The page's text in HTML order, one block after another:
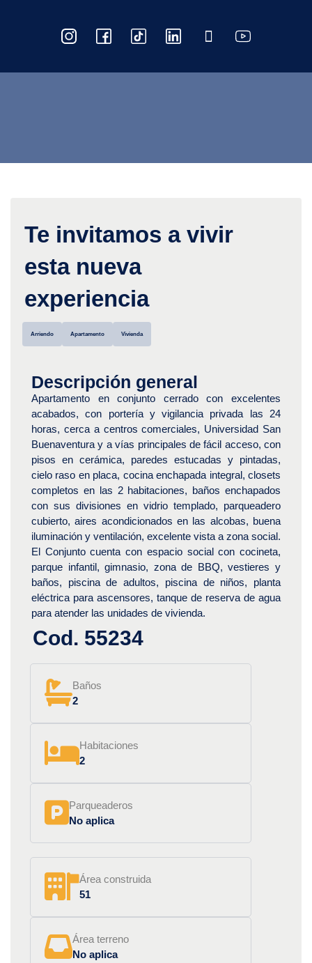
Te invitamos a vivir
esta nueva
experiencia
Arriendo Apartamento Vivienda
Descripción general
Apartamento en conjunto cerrado con excelentes
acabados, con portería y vigilancia privada las 24
horas, cerca a centros comerciales, Universidad San
Buenaventura y a vías principales de fácil acceso, con
pisos en cerámica, paredes estucadas y pintadas,
cielo raso en placa, cocina enchapada integral, closets
completos en las 2 habitaciones, baños enchapados
con sus divisiones en vidrio templado, parqueadero
cubierto, aires acondicionados en las alcobas, buena
iluminación y ventilación, excelente vista a zona social.
El Conjunto cuenta con espacio social con cocineta,
parque infantil, gimnasio, zona de BBQ, vestieres y
baños, piscina de adultos, piscina de niños, planta
eléctrica para ascensores, tanque de reserva de agua
para atender las unidades de vivienda.
Cod. 55234
Baños
2
Habitaciones
2
Parqueaderos
No aplica
Área construida
51
Área terreno
No aplica